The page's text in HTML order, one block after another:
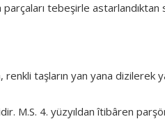
tebeşirle astarlandıktan
renkli taşların yan yana dizilerek
M.S. 4. yüzyıldan îtibâren